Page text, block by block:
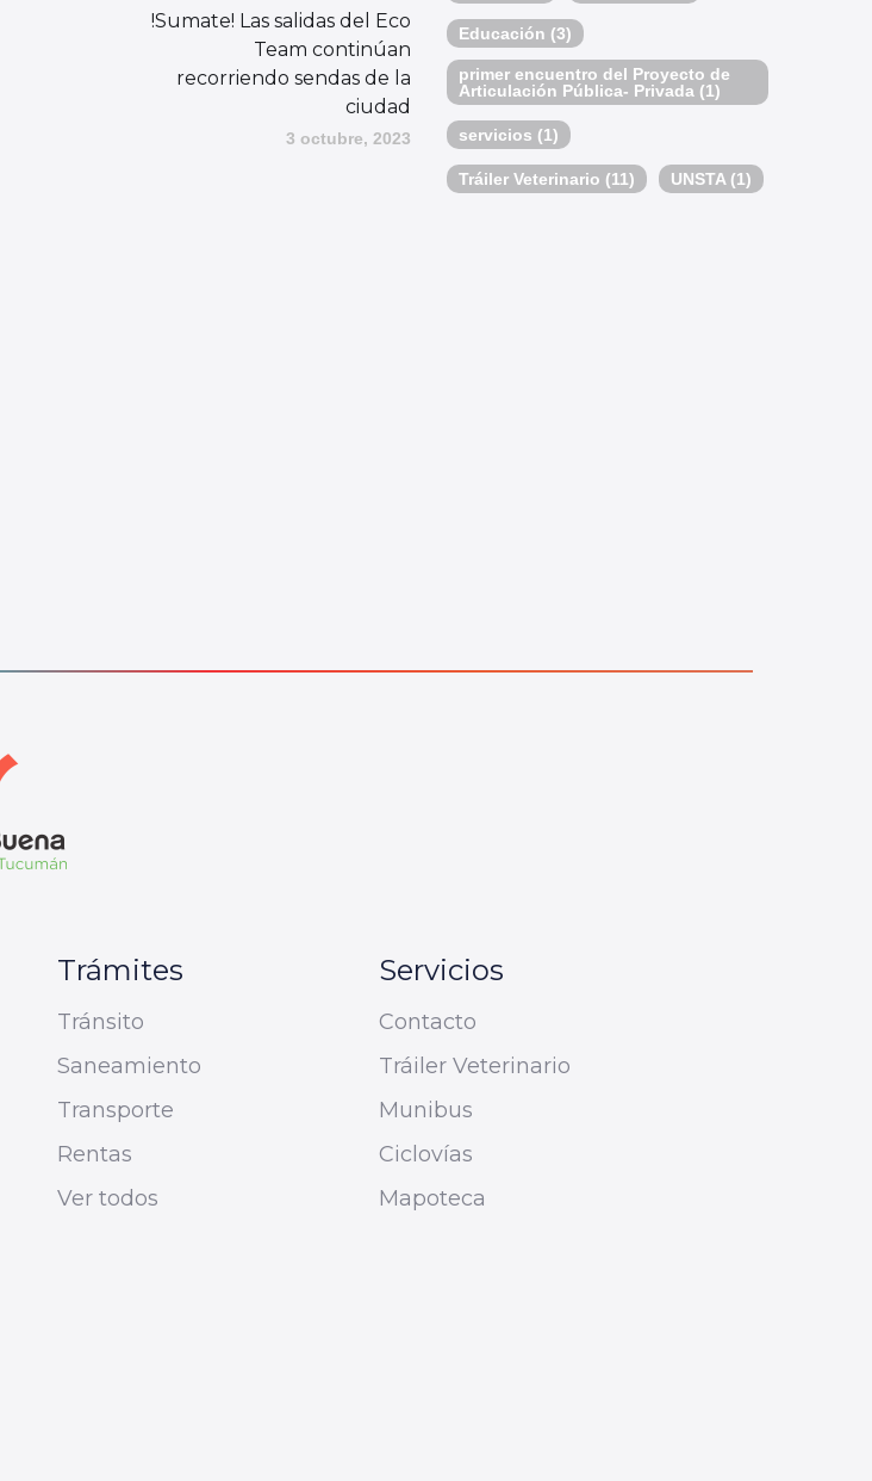
!Sumate! Las salidas del Eco
Team continúan
recorriendo sendas de la
ciudad
3 octubre, 2023
Educación (3)
primer encuentro del Proyecto de
Articulación Pública- Privada (1)
servicios (1)
Tráiler Veterinario (11) UNSTA (1)
Trámites
Tránsito
Saneamiento
Transporte
Rentas
Ver todos
Servicios
Contacto
Tráiler Veterinario
Munibus
Ciclovías
Mapoteca